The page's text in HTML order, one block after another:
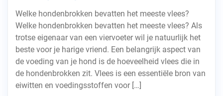
Welke hondenbrokken bevatten het meeste vlees?
Welke hondenbrokken bevatten het meeste vlees? Als
trotse eigenaar van een viervoeter wil je natuurlijk het
beste voor je harige vriend. Een belangrijk aspect van
de voeding van je hond is de hoeveelheid vlees die in
de hondenbrokken zit. Vlees is een essentiële bron van
eiwitten en voedingsstoffen voor […]